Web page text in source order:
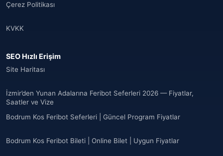
Çerez Politikası
KVKK
SEO Hızlı Erişim
Site Haritası
İzmir’den Yunan Adalarına Feribot Seferleri 2026 — Fiyatlar,
Saatler ve Vize
Bodrum Kos Feribot Seferleri | Güncel Program Fiyatlar
Bodrum Kos Feribot Bileti | Online Bilet | Uygun Fiyatlar